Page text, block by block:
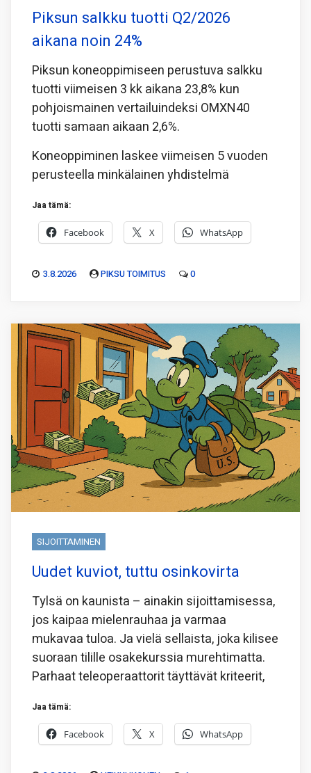
Piksun salkku tuotti Q2/2026
aikana noin 24%
Piksun koneoppimiseen perustuva salkku
tuotti viimeisen 3 kk aikana 23,8% kun
pohjoismainen vertailuindeksi OMXN40
tuotti samaan aikaan 2,6%.
Koneoppiminen laskee viimeisen 5 vuoden
perusteella minkälainen yhdistelmä
Jaa tämä:
Facebook X WhatsApp
3.8.2026 PIKSU TOIMITUS 0
SIJOITTAMINEN
Uudet kuviot, tuttu osinkovirta
Tylsä on kaunista – ainakin sijoittamisessa,
jos kaipaa mielenrauhaa ja varmaa
mukavaa tuloa. Ja vielä sellaista, joka kilisee
suoraan tilille osakekurssia murehtimatta.
Parhaat teleoperaattorit täyttävät kriteerit,
Jaa tämä:
Facebook X WhatsApp